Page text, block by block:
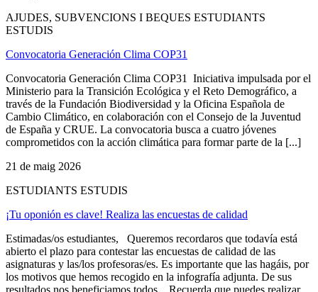
AJUDES, SUBVENCIONS I BEQUES ESTUDIANTS
ESTUDIS
Convocatoria Generación Clima COP31
Convocatoria Generación Clima COP31 Iniciativa impulsada por el
Ministerio para la Transición Ecológica y el Reto Demográfico, a
través de la Fundación Biodiversidad y la Oficina Española de
Cambio Climático, en colaboración con el Consejo de la Juventud
de España y CRUE. La convocatoria busca a cuatro jóvenes
comprometidos con la acción climática para formar parte de la [...]
21 de maig 2026
ESTUDIANTS ESTUDIS
¡Tu oponión es clave! Realiza las encuestas de calidad
Estimadas/os estudiantes, Queremos recordaros que todavía está
abierto el plazo para contestar las encuestas de calidad de las
asignaturas y las/los profesoras/es. Es importante que las hagáis, por
los motivos que hemos recogido en la infografía adjunta. De sus
resultados nos beneficiamos todos. Recuerda que puedes realizar